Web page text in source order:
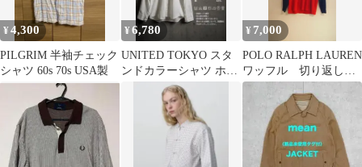
¥4,300
PILGRIM 半袖チェック
シャツ 60s 70s USA製
¥6,780
UNITED TOKYO スタ
ンドカラーシャツ ホワ
イト サイズ3
¥ 7,000
POLO RALPH LAUREN
ワッフル 切り返し長
袖カットソー